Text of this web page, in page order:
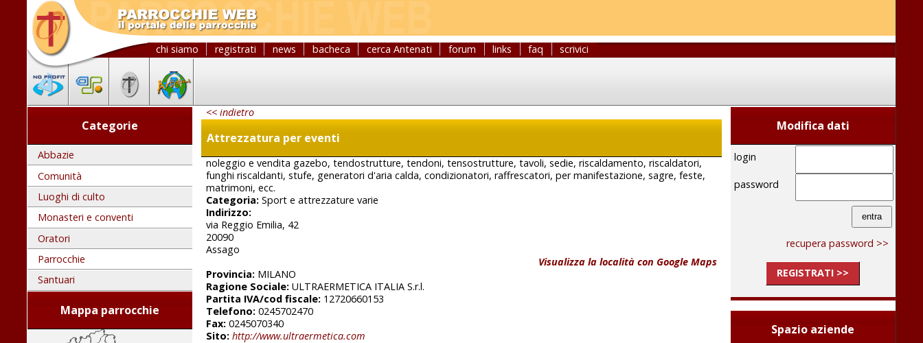
chi siamo registrati news bacheca cerca Antenati forum links faq scrivici
Categorie
Abbazie
Comunità
Luoghi di culto
Monasteri e conventi
Oratori
Parrocchie
Santuari
Mappa parrocchie
<< indietro
Attrezzatura per eventi
noleggio e vendita gazebo, tendostrutture, tendoni, tensostrutture, tavoli, sedie, riscaldamento, riscaldatori,
funghi riscaldanti, stufe, generatori d'aria calda, condizionatori, raffrescatori, per manifestazione, sagre, feste,
matrimoni, ecc.
Categoria: Sport e attrezzature varie
Indirizzo:
via Reggio Emilia, 42
20090
Assago
Visualizza la località con Google Maps
Provincia: MILANO
Ragione Sociale: ULTRAERMETICA ITALIA S.r.l.
Partita IVA/cod fiscale: 12720660153
Telefono: 0245702470
Fax: 0245070340
Sito: http://www.ultraermetica.com
Modifica dati
login
password
recupera password >>
REGISTRATI >>
Spazio aziende